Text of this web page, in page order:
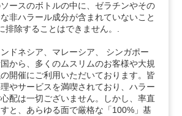
ースのボトルの中に、ゼラチンやその
非ハラール成分が含まれていないこと
排除することはできません。.
ドネシア、マレーシア、 シンガポー
から、多くのムスリムのお客様や大規
開催にご利用いただいております。皆
やサービスを満喫されており、ハラー
配は一切ございません。しかし、率直
と、あらゆる面で厳格な「100%」基